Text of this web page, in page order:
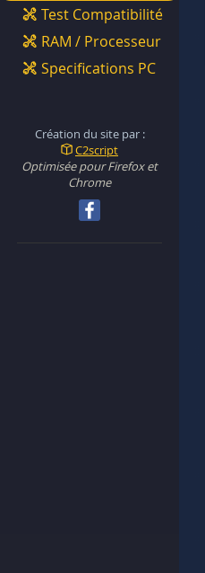
Test Compatibilité
RAM / Processeur
Specifications PC
Création du site par :
C2script
Optimisée pour Firefox et
Chrome